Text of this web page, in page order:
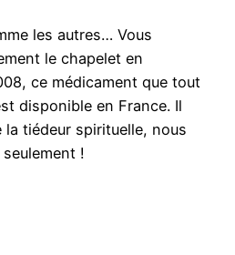
les autres… Vous
le chapelet en
ce médicament que tout
disponible en France. Il
tiédeur spirituelle, nous
!